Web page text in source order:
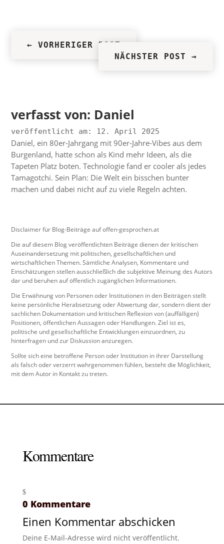
←VORHERIGER POST
NÄCHSTER POST →
verfasst von: Daniel
veröffentlicht am: 12. April 2025
Daniel, ein 80er-Jahrgang mit 90er-Jahre-Vibes aus dem
Burgenland, hatte schon als Kind mehr Ideen, als die
Tapeten Platz boten. Technologie fand er cooler als jedes
Tamagotchi. Sein Plan: Die Welt ein bisschen bunter
machen und dabei nicht auf zu viele Regeln achten.
Disclaimer für Blog-Beiträge auf offen-gesprochen.at
Die auf diesem Blog veröffentlichten Beiträge dienen der kritischen
Auseinandersetzung mit politischen, gesellschaftlichen und
wirtschaftlichen Themen. Sämtliche Analysen, Kommentare und
Einschätzungen stellen ausschließlich die subjektive Meinung des Autors
dar und beruhen auf öffentlich zugänglichen Informationen.
Die Erwähnung von Personen oder Institutionen in den Beiträgen stellt
keine persönliche Herabsetzung oder Abwertung dar, sondern dient der
sachlichen Dokumentation und kritischen Reflexion von (auffälligen)
Positionen, öffentlichen Aussagen oder Handlungen. Ziel ist es,
politische und gesellschaftliche Entwicklungen einzuordnen, zu
hinterfragen und zur Diskussion anzuregen.
Sollte sich eine betroffene Person oder Institution in ihrer Darstellung
als falsch oder verzerrt wahrgenommen fühlen, besteht die Möglichkeit,
mit dem Autor in Kontakt zu treten.
Kommentare
0 Kommentare
Einen Kommentar abschicken
Deine E-Mail-Adresse wird nicht veröffentlicht.